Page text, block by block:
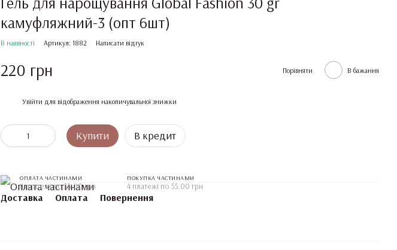
камуфляжний-3 (опт 6шт)
В наявності Артикул: 1882 Написати відгук
220 грн Порівняти В бажання
Увійти для відображення накопичувальної знижки
Купити В кредит
ОПЛАТА ЧАСТИНАМИ
4 платежі по 55.00 грн
ПОКУПКА ЧАСТИНАМИ
4 платежі по 55.00 грн
Доставка Оплата Повернення